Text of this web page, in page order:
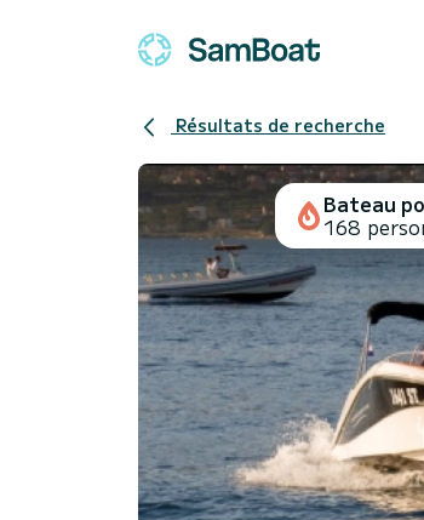
Résultats de recherche
Bateau
168